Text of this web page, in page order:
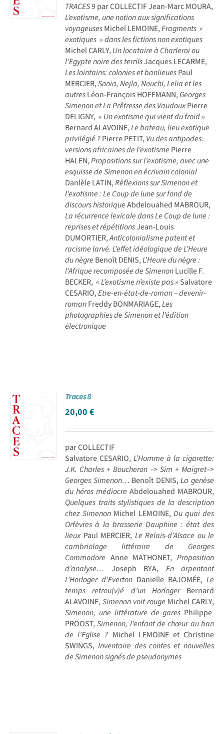
TRACES 9par COLLECTIF Jean-Marc MOURA,
L’exotisme, une notion aux significations
voyageusesMichel LEMOINE,Fragments «
exotiques » dans les fictions non exotiques
Michel CARLY,Un locataire à Charleroi ou
l’Egypte noire des terrilsJacques LECARME,
Les lointains: colonies et banlieuesPaul
MERCIER,Sonia, Nejla, Nouchi, Lelia et les
autresLéon-François HOFFMANN,Georges
Simenon et La Prêtresse des VaudouxPierre
DELIGNY,« Un exotisme qui vient du froid »
Bernard ALAVOINE,Le bateau, lieu exotique
privilégié ?Pierre PETIT,Vu des antipodes:
versions africaines de l’exotisme Pierre
HALEN,Propositions sur l’exotisme, avec une
esquisse de Simenon en écrivain colonial
Danlèle LATIN,Réflexions sur Simenon et
l’exotisme : Le Coup de lune sur fond de
discours historiqueAbdelouahed MABROUR,
La récurrence lexicale dans Le Coup de lune :
reprises et répétitionsJean-Louis
DUMORTIER,Anticolonialisme patent et
racisme larvé. L’effet idéologique de L’Heure
du nègre Benoît DENIS,L’Heure du nègre :
l’Afrique recomposée de SimenonLucille F.
BECKER,« L’exotisme n’existe pas » Salvatore
CESARIO,Etre-en-état-de-roman – devenir-
romanFreddy BONMARIAGE,Les
photographies de Simenon et l’édition
électronique
Traces 8
20,00€
par COLLECTIF
Salvatore CESARIO,L’Homme à la cigarette:
J.K. Charles + Boucheron –> Sim + Maigret–>
Georges Simenon… Benoît DENIS,La genèse
du héros médiocre Abdelouahed MABROUR,
Quelques traits stylistiques de la description
chez Simenon Michel LEMOINE,Du quai des
Orfèvres à la brasserie Dauphine : état des
lieux Paul MERCIER, Le Relais-d’Alsace ou le
cambriolage littéraire de Georges
Commodore Anne MATHONET, Proposition
d’analyse… Joseph BYA, En arpentant
L’Horloger d’Everton Danielle BAJOMÉE, Le
temps retrou(v)é d’un HorlogerBernard
ALAVOINE,Simenon voit rouge Michel CARLY,
Simenon, une littérature de gares Philippe
PROOST,Simenon, l’enfant de chœur au ban
de l’Eglise ? Michel LEMOINE et Christine
SWINGS, Inventaire des contes et nouvelles
de Simenon signés de pseudonymes